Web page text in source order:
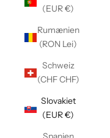
(EUR €)
Rumænien
(RON Lei)
Schweiz
(CHF CHF)
Slovakiet
(EUR €)